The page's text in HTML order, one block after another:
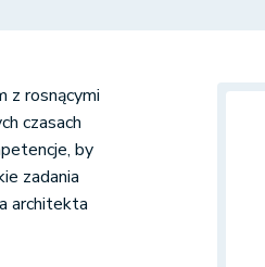
z rosnącymi
czasach
by
zadania
architekta